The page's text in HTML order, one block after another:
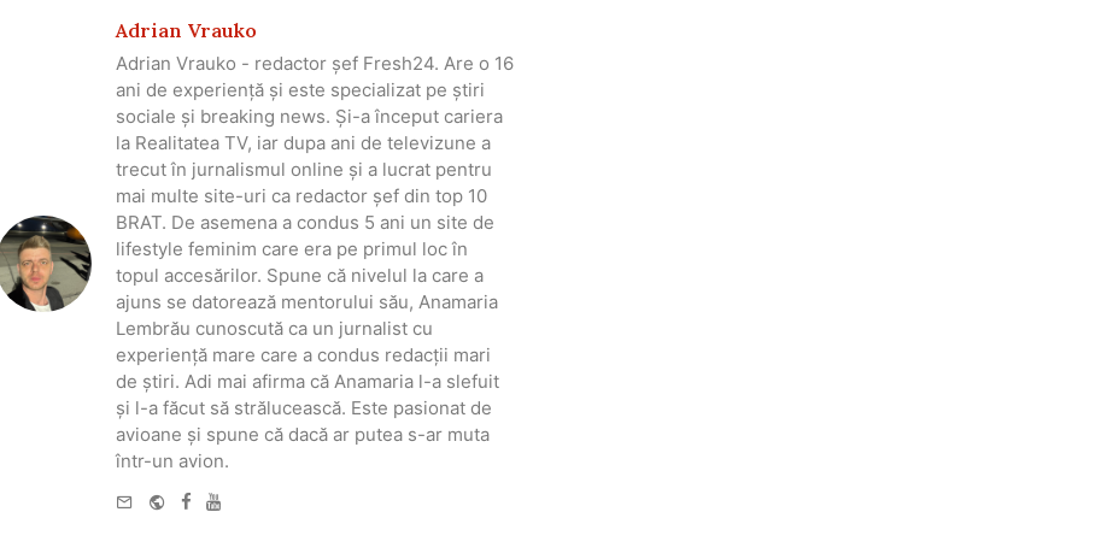
Adrian Vrauko
Adrian Vrauko - redactor șef Fresh24. Are o 16
ani de experiență și este specializat pe știri
sociale și breaking news. Și-a început cariera
la Realitatea TV, iar dupa ani de televizune a
trecut în jurnalismul online și a lucrat pentru
mai multe site-uri ca redactor șef din top 10
BRAT. De asemena a condus 5 ani un site de
lifestyle feminim care era pe primul loc în
topul accesărilor. Spune că nivelul la care a
ajuns se datorează mentorului său, Anamaria
Lembrău cunoscută ca un jurnalist cu
experiență mare care a condus redacții mari
de știri. Adi mai afirma că Anamaria l-a slefuit
și l-a făcut să strălucească. Este pasionat de
avioane și spune că dacă ar putea s-ar muta
într-un avion.
e-
WebsiteFacebook